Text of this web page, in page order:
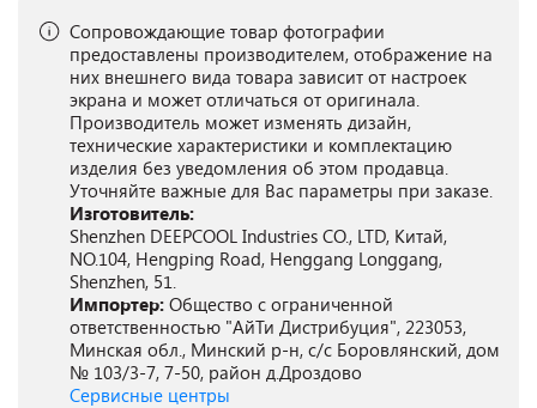
Сопровождающие товар фотографии
предоставлены производителем, отображение на
них внешнего вида товара зависит от настроек
экрана и может отличаться от оригинала.
Производитель может изменять дизайн,
технические характеристики и комплектацию
изделия без уведомления об этом продавца.
Уточняйте важные для Вас параметры при заказе.
Изготовитель:
Shenzhen DEEPCOOL Industries CO., LTD, Китай,
NO.104, Hengping Road, Henggang Longgang,
Shenzhen, 51.
Импортер: Общество с ограниченной
ответственностью "АйТи Дистрибуция", 223053,
Минская обл., Минский р-н, с/с Боровлянский, дом
№ 103/3-7, 7-50, район д.Дроздово
Сервисные центры